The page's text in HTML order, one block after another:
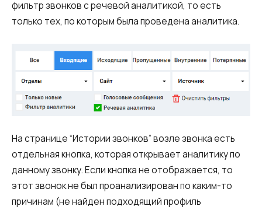
фильтр звонков с речевой аналитикой, то есть
только тех, по которым была проведена аналитика.
На странице “Истории звонков” возле звонка есть
отдельная кнопка, которая открывает аналитику по
данному звонку. Если кнопка не отображается, то
этот звонок не был проанализирован по каким-то
причинам (не найден подходящий профиль